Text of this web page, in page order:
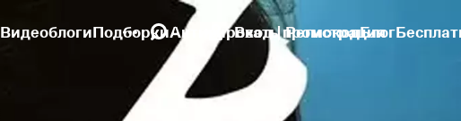
ВидеоблогиПодборкиАктивировать промокодБлог
Вход | Регистрация